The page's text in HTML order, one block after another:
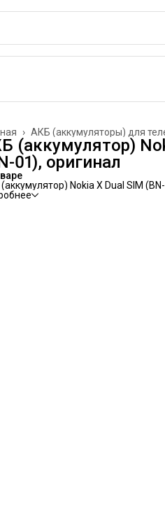
АКБ (аккумуляторы) для
›
(аккумулятор)
01), оригинал
Nokia X Dual SIM